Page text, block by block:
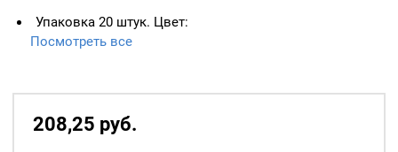
Упаковка 20 штук. Цвет:
Красный.
никель. Материал: латунь.
Посмотреть все
208,25 руб.